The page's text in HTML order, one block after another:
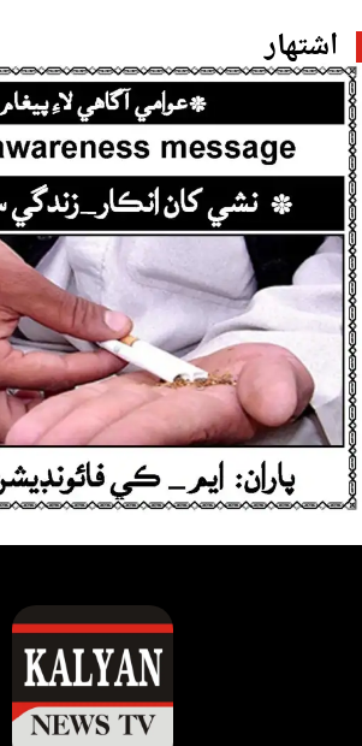
اشتهار